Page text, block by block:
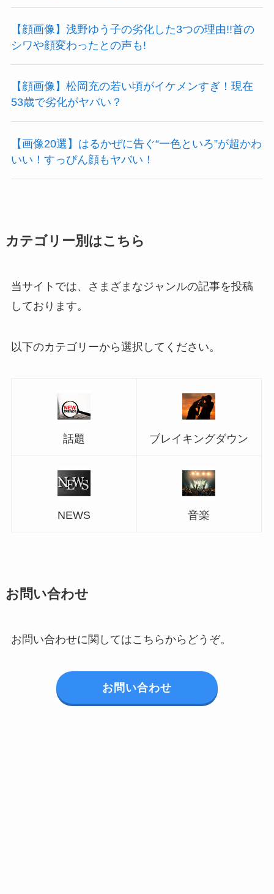
【顔画像】浅野ゆう子の劣化した3つの理由!!首の
シワや顔変わったとの声も!
【顔画像】松岡充の若い頃がイケメンすぎ！現在
53歳で劣化がヤバい？
【画像20選】はるかぜに告ぐ“一色といろ”が超かわ
いい！すっぴん顔もヤバい！
カテゴリー別はこちら
当サイトでは、さまざまなジャンルの記事を投稿
しております。
以下のカテゴリーから選択してください。
話題 ブレイキングダウン
NEWS 音楽
お問い合わせ
お問い合わせに関してはこちらからどうぞ。
お問い合わせ